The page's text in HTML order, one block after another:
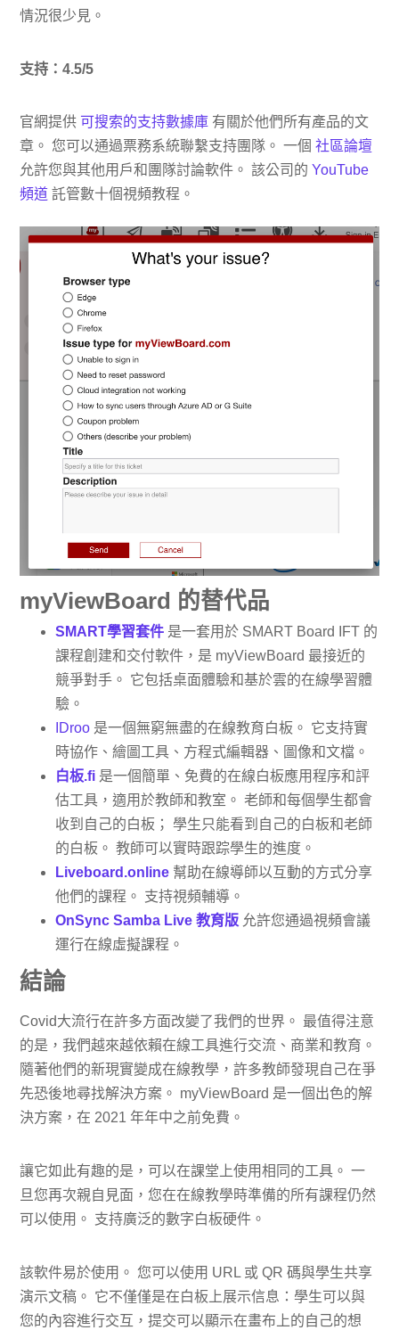
情況很少見。
支持：4.5/5
官網提供 可搜索的支持數據庫 有關於他們所有產品的文
章。 您可以通過票務系統聯繫支持團隊。 一個社區論壇
允許您與其他用戶和團隊討論軟件。 該公司的YouTube
頻道 託管數十個視頻教程。
myViewBoard 的替代品
SMART學習套件 是一套用於 SMART Board IFT 的
課程創建和交付軟件，是 myViewBoard 最接近的
競爭對手。 它包括桌面體驗和基於雲的在線學習體
驗。
IDroo 是一個無窮無盡的在線教育白板。 它支持實
時協作、繪圖工具、方程式編輯器、圖像和文檔。
白板.fi 是一個簡單、免費的在線白板應用程序和評
估工具，適用於教師和教室。 老師和每個學生都會
收到自己的白板； 學生只能看到自己的白板和老師
的白板。 教師可以實時跟踪學生的進度。
Liveboard.online 幫助在線導師以互動的方式分享
他們的課程。 支持視頻輔導。
OnSync Samba Live 教育版 允許您通過視頻會議
運行在線虛擬課程。
結論
Covid大流行在許多方面改變了我們的世界。 最值得注意
的是，我們越來越依賴在線工具進行交流、商業和教育。
隨著他們的新現實變成在線教學，許多教師發現自己在爭
先恐後地尋找解決方案。 myViewBoard 是一個出色的解
決方案，在 2021 年年中之前免費。
讓它如此有趣的是，可以在課堂上使用相同的工具。 一
旦您再次親自見面，您在在線教學時準備的所有課程仍然
可以使用。 支持廣泛的數字白板硬件。
該軟件易於使用。 您可以使用 URL 或 QR 碼與學生共享
演示文稿。 它不僅僅是在白板上展示信息：學生可以與
您的內容進行交互，提交可以顯示在畫布上的自己的想